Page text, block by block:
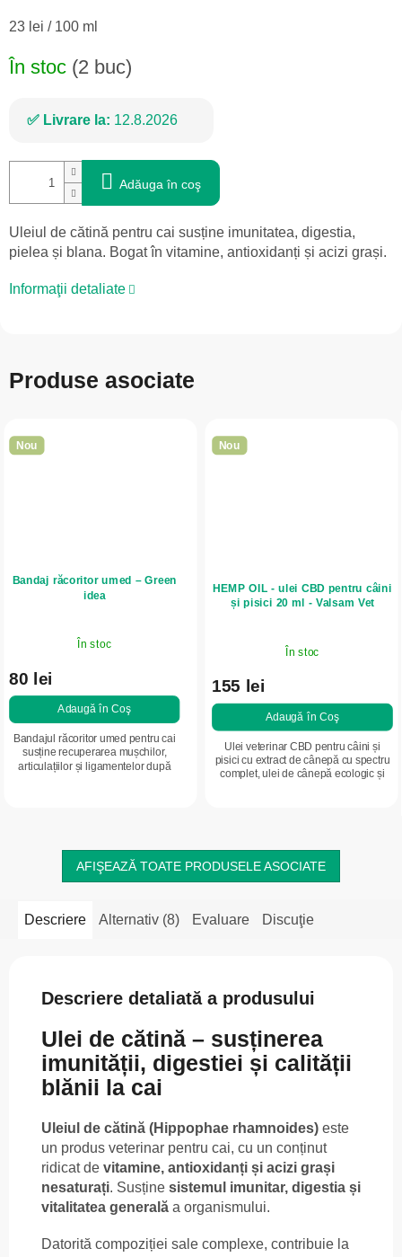
Evaluare
23 lei / 100 ml
În stoc (2 buc)
Livrare la: 12.8.2026
Adăuga în coş
Uleiul de cătină pentru cai susține imunitatea, digestia,
pielea și blana. Bogat în vitamine, antioxidanți și acizi grași.
Informaţii detaliate
Produse asociate
Nou
Bandaj răcoritor umed – Green
idea
În stoc
80 lei
Adaugă în Coş
Bandajul răcoritor umed pentru cai
susține recuperarea mușchilor,
articulațiilor și ligamentelor după
Nou
HEMP OIL - ulei CBD pentru câini
și pisici 20 ml - Valsam Vet
În stoc
155 lei
Adaugă în Coş
Ulei veterinar CBD pentru câini și
pisici cu extract de cânepă cu spectru
complet, ulei de cânepă ecologic și
AFIŞEAZĂ TOATE PRODUSELE ASOCIATE
Descriere Alternativ (8) Evaluare Discuţie
Descriere detaliată a produsului
Ulei de cătină – susținerea
imunității, digestiei și calității
blănii la cai
Uleiul de cătină (Hippophae rhamnoides) este
un produs veterinar pentru cai, cu un conținut
ridicat de vitamine, antioxidanți și acizi grași
nesaturați. Susține sistemul imunitar, digestia și
vitalitatea generală a organismului.
Datorită compoziției sale complexe, contribuie la